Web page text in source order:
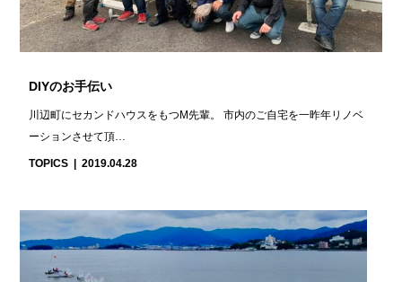
DIYのお手伝い
川辺町にセカンドハウスをもつM先輩。 市内のご自宅を一昨年リノベ
ーションさせて頂…
TOPICS 2019.04.28